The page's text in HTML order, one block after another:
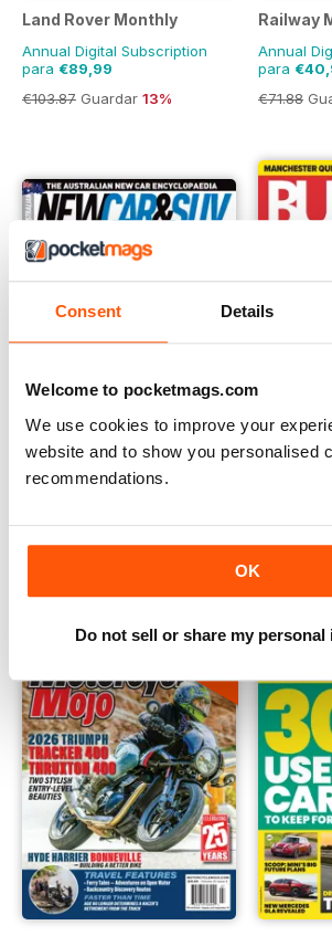
Consent Details
Welcome to pocketmags.com
We use cookies to improve your
website and to show you personalised
recommendations.
OK
Do not sell or share my
Land Rover Monthly
Annual Digital Subscription
para €89,99
€103.87 Guardar 13%
Railway
Annual
para
€71.88
Annual Digital Subscription
Annual
€83.88